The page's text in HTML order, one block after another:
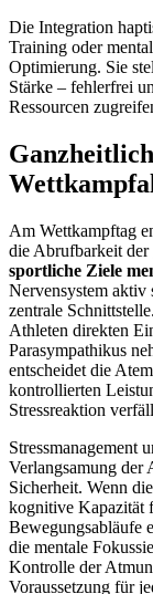
Die Integration
Training oder
Optimierung. Sie
Stärke – fehlerfrei
Ressourcen
Am Wettkampftag
die Abrufbarkeit der
sportliche Ziele
Nervensystem aktiv
zentrale
Athleten direkten
Parasympathikus
entscheidet die
kontrollierten
Stressreaktion
Stressmanagement
Verlangsamung der
Sicherheit. Wenn
kognitive Kapazität
Bewegungsabläufe
die mentale
Kontrolle der
Voraussetzung für